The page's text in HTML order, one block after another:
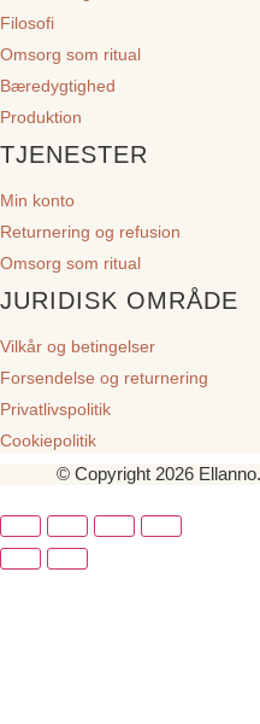
Filosofi
Omsorg som ritual
Bæredygtighed
Produktion
TJENESTER
Min konto
Returnering og refusion
Omsorg som ritual
JURIDISK OMRÅDE
Vilkår og betingelser
Forsendelse og returnering
Privatlivspolitik
Cookiepolitik
© Copyright 2026